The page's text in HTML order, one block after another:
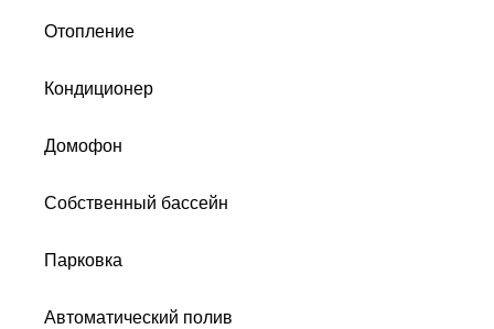
Отопление
Кондиционер
Домофон
Собственный бассейн
Парковка
Автоматический полив